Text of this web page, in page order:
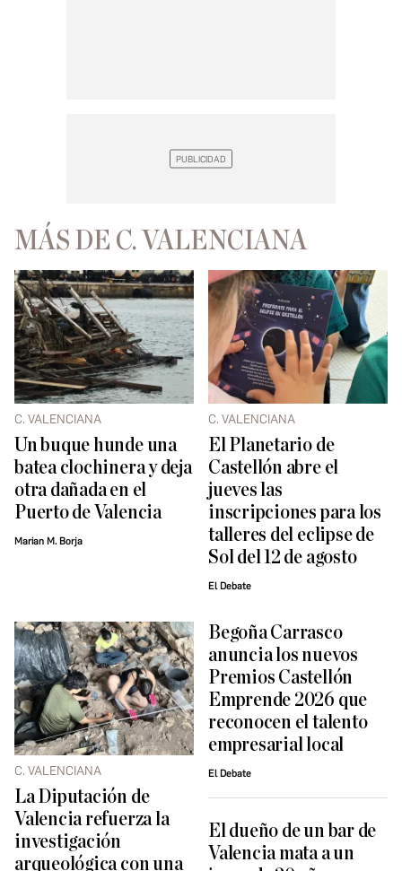
MÁS DE C. VALENCIANA
C. VALENCIANA
Un buque hunde una
batea clochinera y deja
otra dañada en el
Puerto de Valencia
Marian M. Borja
C. VALENCIANA
El Planetario de
Castellón abre el
jueves las
inscripciones para los
talleres del eclipse de
Sol del 12 de agosto
El Debate
C. VALENCIANA
La Diputación de
Valencia refuerza la
investigación
arqueológica con una
Begoña Carrasco
anuncia los nuevos
Premios Castellón
Emprende 2026 que
reconocen el talento
empresarial local
El Debate
El dueño de un bar de
Valencia mata a un